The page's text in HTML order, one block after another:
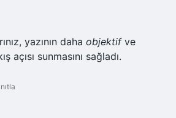
yazının daha objektifve
açısı sunmasını sağladı.